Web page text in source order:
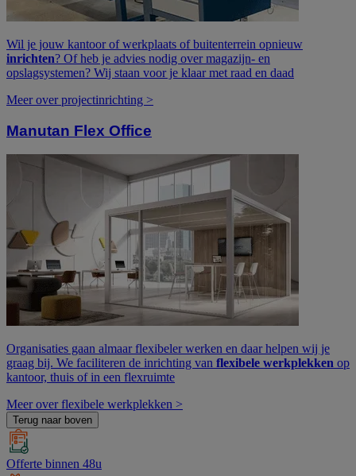
Wil je jouw kantoor of werkplaats of buitenterrein opnieuw
inrichten? Of heb je advies nodig over magazijn- en
opslagsystemen? Wij staan voor je klaar met raad en daad
Meer over projectinrichting >
Manutan Flex Office
Organisaties gaan almaar flexibeler werken en daar helpen wij je
graag bij. We faciliteren de inrichting van flexibele werkplekken op
kantoor, thuis of in een flexruimte
Meer over flexibele werkplekken >
Terug naar boven
Offerte binnen 48u